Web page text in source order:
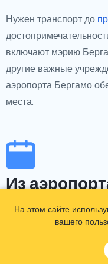
Нужен транспорт до
включают мэрию
другие важные
аэропорта Бергамо
места.
Из
близлежащие районы,
На этом сайте
вашего